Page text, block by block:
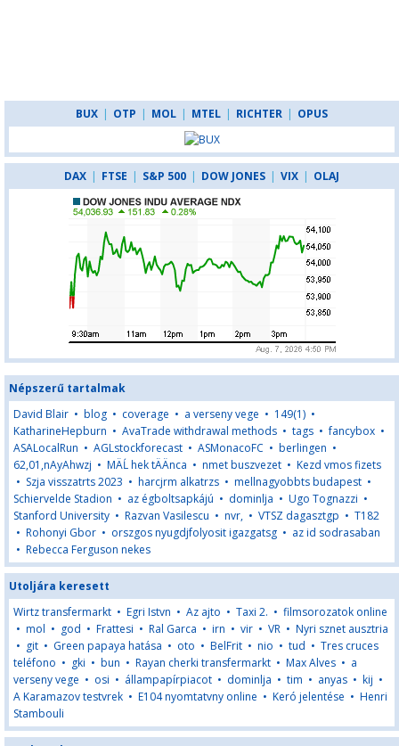
BUX | OTP | MOL | MTEL | RICHTER | OPUS
DAX | FTSE | S&P 500 | DOW JONES | VIX | OLAJ
Népszerű tartalmak
David Blair • blog • coverage • a verseny vege • 149(1) •
KatharineHepburn • AvaTrade withdrawal methods • tags •fancybox •
ASALocalRun • AGLstockforecast • ASMonacoFC • berlingen •
62,01,nAyAhwzj • MÄĹ hek tÄÄnca • nmet buszvezet • Kezd vmos fizets
• Szja visszatrts 2023 • harcjrm alkatrzs • mellnagyobbts budapest •
Schiervelde Stadion • az égboltsapkájú • dominlja • Ugo Tognazzi •
Stanford University • Razvan Vasilescu • nvr, • VTSZ dagasztgp • T182
• Rohonyi Gbor • orszgos nyugdjfolyosit igazgatsg • az id sodrasaban
• Rebecca Ferguson nekes
Utoljára keresett
Wirtz transfermarkt • Egri Istvn • Az ajto • Taxi 2. • filmsorozatok online
• mol • god • Frattesi • Ral Garca • irn • vir • VR • Nyri sznet ausztria
• git • Green papaya hatása • oto • BelFrit • nio • tud • Tres cruces
teléfono • gki • bun • Rayan cherki transfermarkt • Max Alves • a
verseny vege • osi • állampapírpiacot • dominlja • tim • anyas • kij •
A Karamazov testvrek • E104 nyomtatvny online • Keró jelentése • Henri
Stambouli